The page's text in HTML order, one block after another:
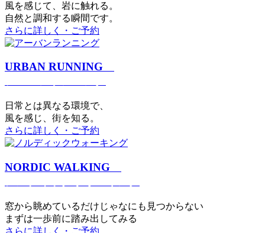
⾵を感じて、岩に触れる。
⾃然と調和する瞬間です。
さらに詳しく・ご予約
URBAN RUNNING
日常とは異なる環境で、
風を感じ、街を知る。
さらに詳しく・ご予約
NORDIC WALKING
窓から眺めているだけじゃなにも見つからない
まずは一歩前に踏み出してみる
さらに詳しく・ご予約